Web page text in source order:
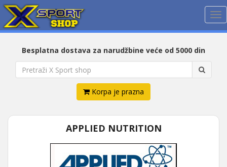
Besplatna dostava za narudžbine veće od 5000 din
Korpa je prazna
APPLIED NUTRITION